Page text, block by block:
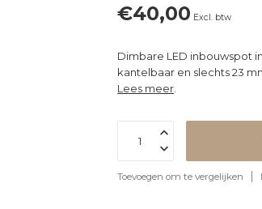
€40,00 Excl. btw
Dimbare LED inbouwspot
kantelbaar en slechts 23
Lees meer
Toevoegen om te vergelijken